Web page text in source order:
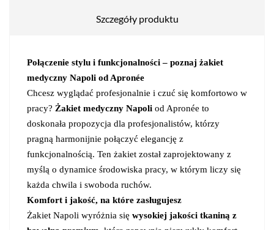
Szczegóły produktu
Połączenie stylu i funkcjonalności – poznaj żakiet
medyczny Napoli od Apronée
Chcesz wyglądać profesjonalnie i czuć się komfortowo w
pracy? Żakiet medyczny Napoli od Apronée to
doskonała propozycja dla profesjonalistów, którzy
pragną harmonijnie połączyć elegancję z
funkcjonalnością. Ten żakiet został zaprojektowany z
myślą o dynamice środowiska pracy, w którym liczy się
każda chwila i swoboda ruchów.
Komfort i jakość, na które zasługujesz
Żakiet Napoli wyróżnia się wysokiej jakości tkaniną z